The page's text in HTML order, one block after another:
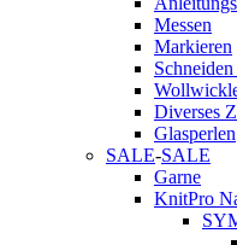
Messen
Markieren
Diverses
Glasperlen
SALE-SALE
Garne
KnitPro